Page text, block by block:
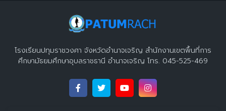
โรงเรียนปทุมราชวงศา จังหวัดอำนาจเจริญ สำนักงานเขตพื้นที่การ
ศึกษามัธยมศึกษาอุบลราชธานี อำนาจเจริญ โทร. 045-525-469